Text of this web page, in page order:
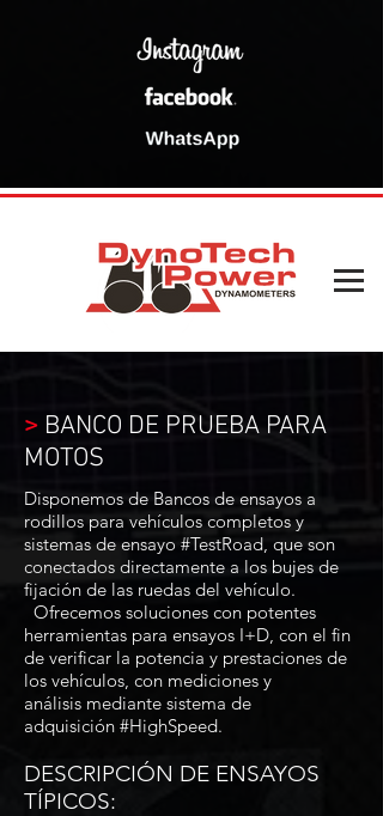
> BANCO DE PRUEBA PARA
MOTOS
Disponemos de Bancos de ensayos a
rodillos para vehículos completos y
sistemas de ensayo #TestRoad, que son
conectados directamente a los bujes de
fijación de las ruedas del vehículo.
Ofrecemos soluciones con potentes
herramientas para ensayos I+D, con el fin
de verificar la potencia y prestaciones de
los vehículos, con mediciones y
análisis mediante sistema de
adquisición #HighSpeed.
DESCRIPCIÓN DE ENSAYOS
TÍPICOS: